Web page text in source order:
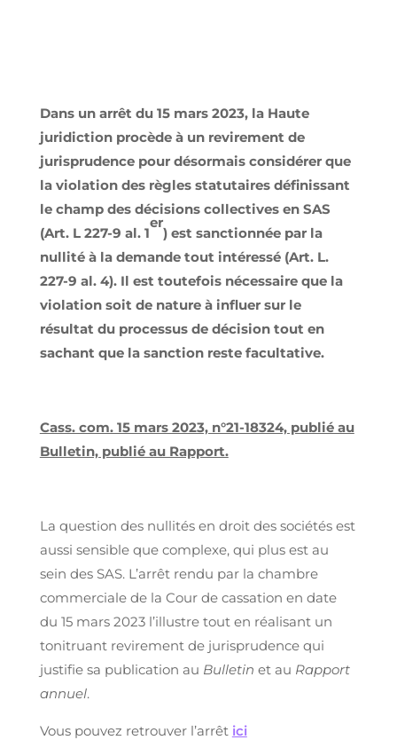
Dans un arrêt du 15 mars 2023, la Haute
juridiction procède à un revirement de
jurisprudence pour désormais considérer que
la violation des règles statutaires définissant
le champ des décisions collectives en SAS
(Art. L 227-9 al. 1
er
) est sanctionnée par la
nullité à la demande tout intéressé (Art. L.
227-9 al. 4). Il est toutefois nécessaire que la
violation soit de nature à influer sur le
résultat du processus de décision tout en
sachant que la sanction reste facultative.
Cass. com. 15 mars 2023, n°21-18324, publié au
Bulletin, publié au Rapport.
La question des nullités en droit des sociétés est
aussi sensible que complexe, qui plus est au
sein des SAS. L’arrêt rendu par la chambre
commerciale de la Cour de cassation en date
du 15 mars 2023 l’illustre tout en réalisant un
tonitruant revirement de jurisprudence qui
justifie sa publication au Bulletin et au Rapport
annuel.
Vous pouvez retrouver l’arrêt ici